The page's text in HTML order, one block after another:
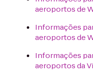
aeroportos de
Informações
aeroportos de
Informações
aeroportos da